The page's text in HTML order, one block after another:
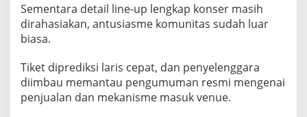
Sementara detail line-up lengkap konser masih
dirahasiakan, antusiasme komunitas sudah luar
biasa.
Tiket diprediksi laris cepat, dan penyelenggara
diimbau memantau pengumuman resmi mengenai
penjualan dan mekanisme masuk venue.